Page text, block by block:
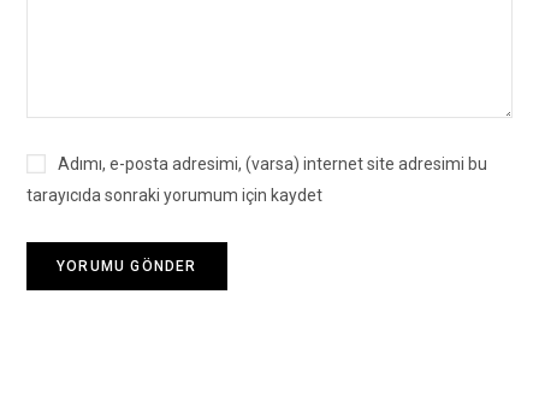
Adımı, e-posta adresimi, (varsa) internet site adresimi bu
tarayıcıda sonraki yorumum için kaydet